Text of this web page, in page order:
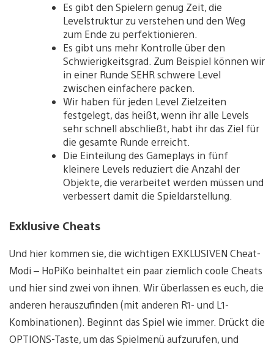
Es gibt den Spielern genug Zeit, die
Levelstruktur zu verstehen und den Weg
zum Ende zu perfektionieren.
Es gibt uns mehr Kontrolle über den
Schwierigkeitsgrad. Zum Beispiel können wir
in einer Runde SEHR schwere Level
zwischen einfachere packen.
Wir haben für jeden Level Zielzeiten
festgelegt, das heißt, wenn ihr alle Levels
sehr schnell abschließt, habt ihr das Ziel für
die gesamte Runde erreicht.
Die Einteilung des Gameplays in fünf
kleinere Levels reduziert die Anzahl der
Objekte, die verarbeitet werden müssen und
verbessert damit die Spieldarstellung.
Exklusive Cheats
Und hier kommen sie, die wichtigen EXKLUSIVEN Cheat-
Modi – HoPiKo beinhaltet ein paar ziemlich coole Cheats
und hier sind zwei von ihnen. Wir überlassen es euch, die
anderen herauszufinden (mit anderen R1- und L1-
Kombinationen). Beginnt das Spiel wie immer. Drückt die
OPTIONS-Taste, um das Spielmenü aufzurufen, und